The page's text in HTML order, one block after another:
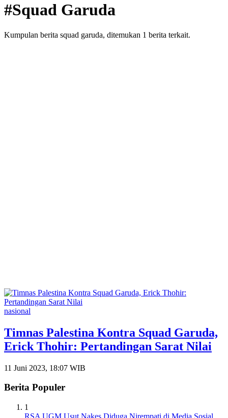
#Squad Garuda
Kumpulan berita squad garuda, ditemukan 1 berita terkait.
nasional
Timnas Palestina Kontra Squad Garuda,
Erick Thohir: Pertandingan Sarat Nilai
11 Juni 2023, 18:07 WIB
Berita Populer
1